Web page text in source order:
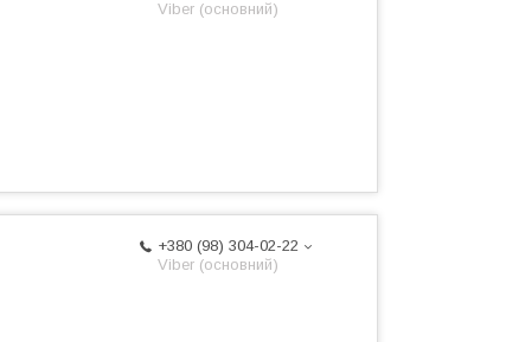
Viber (основний)
+380 (98) 304-02-22
Viber (основний)